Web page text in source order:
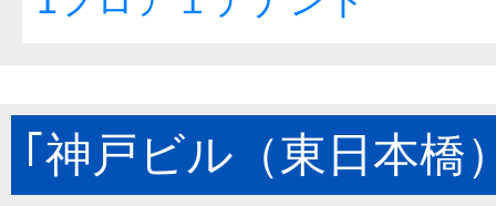
｢神戸ビル（東日本橋